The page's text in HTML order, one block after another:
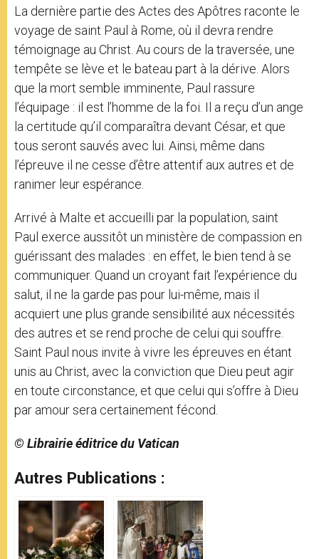
La dernière partie des Actes des Apôtres raconte le
voyage de saint Paul à Rome, où il devra rendre
témoignage au Christ. Au cours de la traversée, une
tempête se lève et le bateau part à la dérive. Alors
que la mort semble imminente, Paul rassure
l’équipage : il est l’homme de la foi. Il a reçu d’un ange
la certitude qu’il comparaîtra devant César, et que
tous seront sauvés avec lui. Ainsi, même dans
l’épreuve il ne cesse d’être attentif aux autres et de
ranimer leur espérance.
Arrivé à Malte et accueilli par la population, saint
Paul exerce aussitôt un ministère de compassion en
guérissant des malades : en effet, le bien tend à se
communiquer. Quand un croyant fait l’expérience du
salut, il ne la garde pas pour lui-même, mais il
acquiert une plus grande sensibilité aux nécessités
des autres et se rend proche de celui qui souffre.
Saint Paul nous invite à vivre les épreuves en étant
unis au Christ, avec la conviction que Dieu peut agir
en toute circonstance, et que celui qui s’offre à Dieu
par amour sera certainement fécond.
© Librairie éditrice du Vatican
Autres Publications :